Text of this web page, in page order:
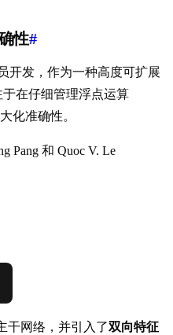
性#
开发，作为一种高度可扩展
在仔细管理浮点运算
化准确性。
Pang 和 Quoc V. Le
干网络，并引入了双向特征